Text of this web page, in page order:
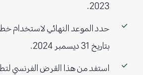
2023.
حدد الموعد النهائي لاستخدام
بتاريخ 31 ديسمبر 2024.
استفد من هذا القرض الفرنسي